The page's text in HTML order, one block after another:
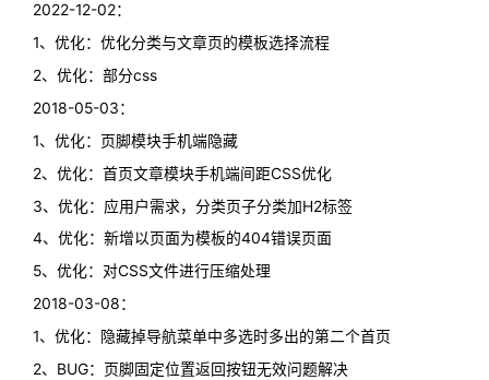
2022-12-02：
1、优化：优化分类与文章页的模板选择流程
2、优化：部分css
2018-05-03：
1、优化：页脚模块手机端隐藏
2、优化：首页文章模块手机端间距CSS优化
3、优化：应用户需求，分类页子分类加H2标签
4、优化：新增以页面为模板的404错误页面
5、优化：对CSS文件进行压缩处理
2018-03-08：
1、优化：隐藏掉导航菜单中多选时多出的第二个首页
2、BUG：页脚固定位置返回按钮无效问题解决